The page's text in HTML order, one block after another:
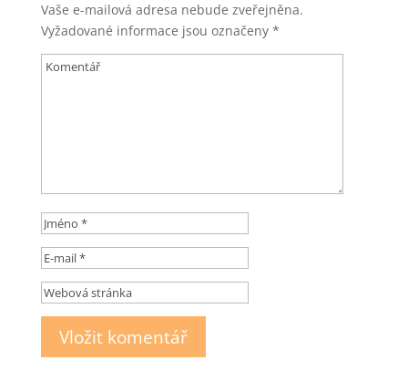
Vaše e-mailová adresa nebude zveřejněna.
Vyžadované informace jsou označeny *